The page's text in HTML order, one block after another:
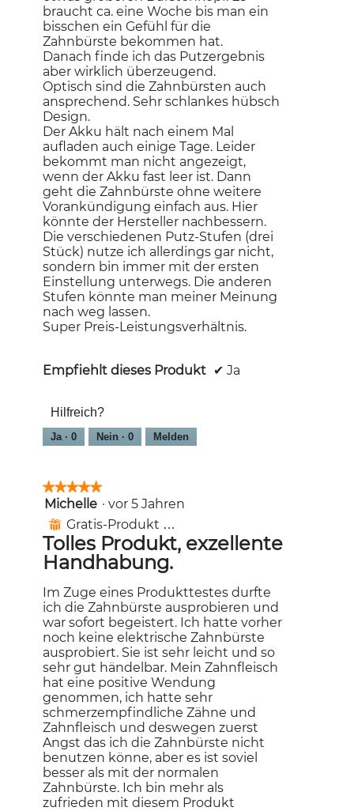
braucht ca. eine Woche bis man ein
bisschen ein Gefühl für die
Zahnbürste bekommen hat.
Danach finde ich das Putzergebnis
aber wirklich überzeugend.
Optisch sind die Zahnbürsten auch
ansprechend. Sehr schlankes hübsch
Design.
Der Akku hält nach einem Mal
aufladen auch einige Tage. Leider
bekommt man nicht angezeigt,
wenn der Akku fast leer ist. Dann
geht die Zahnbürste ohne weitere
Vorankündigung einfach aus. Hier
könnte der Hersteller nachbessern.
Die verschiedenen Putz-Stufen (drei
Stück) nutze ich allerdings gar nicht,
sondern bin immer mit der ersten
Einstellung unterwegs. Die anderen
Stufen könnte man meiner Meinung
nach weg lassen.
Super Preis-Leistungsverhältnis.
Empfiehlt dieses Produkt ✔ Ja
Hilfreich?
Ja · 0 Nein · 0 Melden
★★★★★
★★★★★
5
von
Sternen.
Michelle · vor 5 Jahren
⊞ Gratis-Produkt erhalten
Tolles Produkt, exzellente
Handhabung.
Im Zuge eines Produkttestes durfte
ich die Zahnbürste ausprobieren und
war sofort begeistert. Ich hatte vorher
noch keine elektrische Zahnbürste
ausprobiert. Sie ist sehr leicht und so
sehr gut händelbar. Mein Zahnfleisch
hat eine positive Wendung
genommen, ich hatte sehr
schmerzempfindliche Zähne und
Zahnfleisch und deswegen zuerst
Angst das ich die Zahnbürste nicht
benutzen könne, aber es ist soviel
besser als mit der normalen
Zahnbürste. Ich bin mehr als
zufrieden mit diesem Produkt